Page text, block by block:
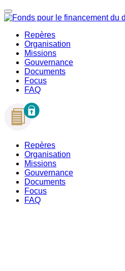
Repères
Organisation
Missions
Gouvernance
Documents
Focus
FAQ
Repères
Organisation
Missions
Gouvernance
Documents
Focus
FAQ